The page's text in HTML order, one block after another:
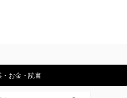
・お金・読書